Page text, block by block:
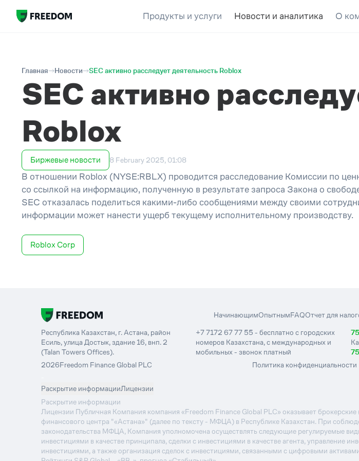
Продукты и услуги Новости и аналитика О
Главная Новости SEC активно расследует деятельность Roblox
SEC активно
Roblox
Биржевые новости 8 February 2025, 01:08
В отношении Roblox (NYSE:RBLX) проводится расследование Комиссии по
со ссылкой на информацию, полученную в результате запроса Закона о
SEC отказалась поделиться какими-либо сообщениями между своими
информации может нанести ущерб текущему исполнительному производству.
Roblox Corp
НачинающимОпытнымFAQОтчет для
Республика Казахстан, г. Астана, район
Есиль, улица Достык, здание 16, внп. 2
(Talan Towers Offices).
+7 7172 67 77 55 - бесплатно с городских
номеров Казахстана, с международных и
мобильных - звонок платный
2026Freedom Finance Global PLC
Политика конфиденциальности
Раскрытие информацииЛицензии
Раскрытие информации
Лицензии Публичная Компания компания «Freedom Finance Global PLC» оказывает
финансового центра "«Астана»" (далее по тексту - МФЦА) в Республике Казахстан. При
законодательства МФЦА, Компания уполномочена осуществлять следующие регулируемые
инвестициями в качестве принципала, сделки с инвестициями в качестве агента, управление
инвестициями, а также организация сделок с инвестициями, связанными с цифровыми